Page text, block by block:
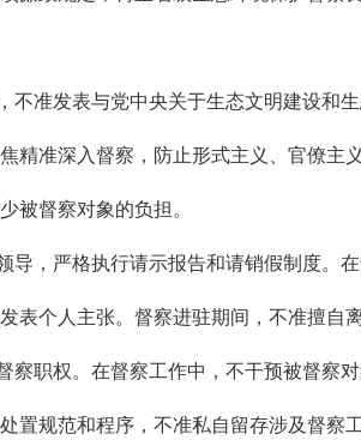
准发表与党中央关于生态文明建设和生
精准深入督察，防止形式主义、官僚
被督察对象的负担。
，严格执行请示报告和请销假制度。
表个人主张。督察进驻期间，不准擅自
职权。在督察工作中，不干预被督察
置规范和程序，不准私自留存涉及督察